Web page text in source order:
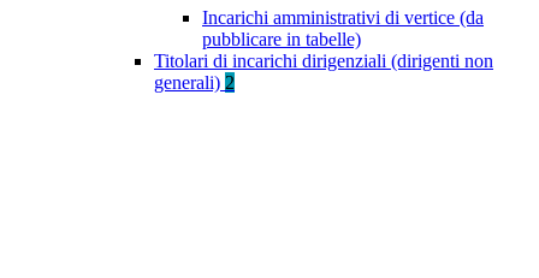
Incarichi amministrativi di vertice (da
pubblicare in tabelle)
Titolari di incarichi dirigenziali (dirigenti non
generali) 2